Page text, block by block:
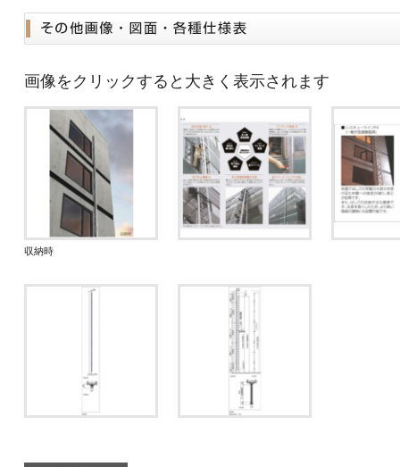
画像をクリックすると大きく表示されます
収納時